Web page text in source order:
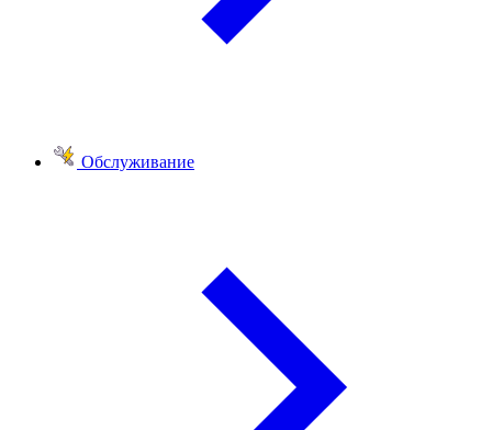
Обслуживание